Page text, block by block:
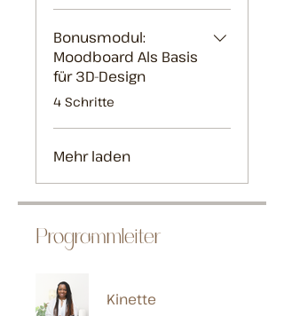
Bonusmodul:
Moodboard Als Basis
für 3D-Design
.4 Schritte
Mehr laden
Programmleiter
Kinette